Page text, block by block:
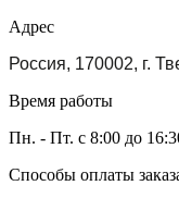
Адрес
Россия, 170002, г.
Время работы
Пн. - Пт. с 8:00 до
Способы оплаты